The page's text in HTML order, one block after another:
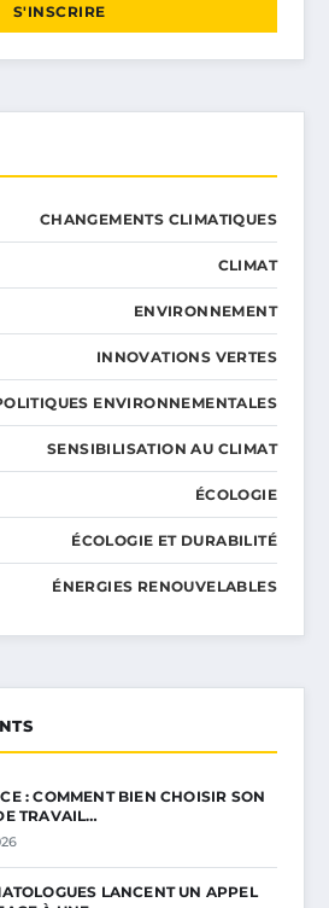
S'INSCRIRE
CHANGEMENTS CLIMATIQUES
CLIMAT
ENVIRONNEMENT
INNOVATIONS VERTES
ENVIRONNEMENTALES
SENSIBILISATION AU CLIMAT
ÉCOLOGIE
ÉCOLOGIE ET DURABILITÉ
ÉNERGIES RENOUVELABLES
: COMMENT BIEN CHOISIR SON
TRAVAIL…
LANCENT UN APPEL